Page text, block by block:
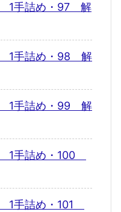
1手詰め・97 解
1手詰め・98 解
1手詰め・99 解
1手詰め・100
1手詰め・101